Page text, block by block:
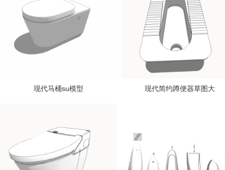
现代马桶su模型 现代简约蹲便器草图大